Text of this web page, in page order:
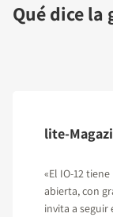
Qué dice la
lite-
«El IO-12
abierta, con
invita a seguir